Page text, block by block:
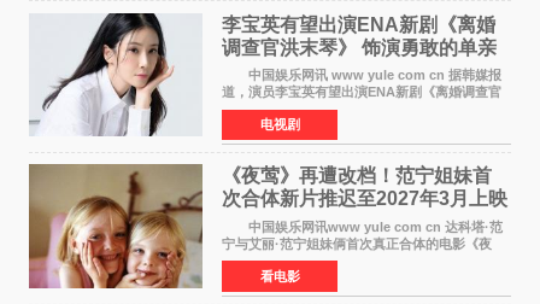
李宝英有望出演ENA新剧《离婚
调查官洪末琴》 饰演勇敢的单亲
妈妈家事调查官
中国娱乐网讯 www yule com cn 据韩媒报
道，演员李宝英有望出演ENA新剧《离婚调查官
洪末琴》女主角，引发观众期待。 李宝英在
剧中饰演家庭法院家事调查官洪末琴一角——即
使在极限状况
电视剧
《夜莺》再遭改档！范宁姐妹首
次合体新片推迟至2027年3月上映
中国娱乐网讯www yule com cn 达科塔·范
宁与艾丽·范宁姐妹俩首次真正合体的电影《夜
莺》再度改档，从原定的2027年2月12日推迟至
同年3月19日北美上映，片方希望借此利用春假档
期争取更多年轻
看电影